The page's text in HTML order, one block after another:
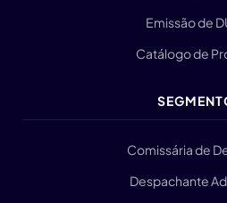
Emissão de
Catálogo de
Comissária de
Despachante